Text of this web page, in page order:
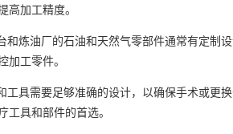
加工精度。
和炼油厂的石油和天然气零部件通常有定制
加工零件。
工具需要足够准确的设计，以确保手术或更
具和部件的首选。